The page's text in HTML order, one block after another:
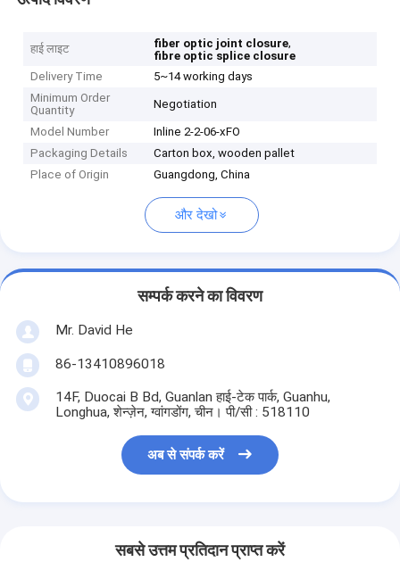
हाई लाइट fiber optic joint closure,
fibre optic splice closure
Delivery Time
5~14 working days
Minimum Order
Quantity
Negotiation
Model Number
Inline 2-2-06-xFO
Packaging Details
Carton box, wooden pallet
Place of Origin
Guangdong, China
और देखो
सम्पर्क करने का विवरण
Mr. David He
86-13410896018
14F, Duocai B Bd, Guanlan हाई-टेक पार्क, Guanhu,
Longhua, शेन्ज़ेन, ग्वांगडोंग, चीन। पी/सी : 518110
अब से संपर्क करें
सबसे उत्तम प्रतिदान प्राप्त करें